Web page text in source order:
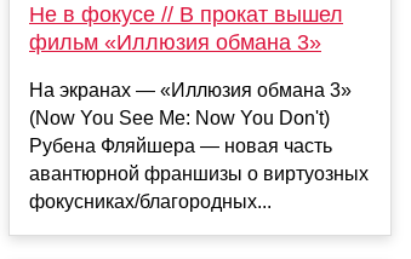
Не в фокусе // В прокат вышел
фильм «Иллюзия обмана 3»
На экранах — «Иллюзия обмана 3»
(Now You See Me: Now You Don't)
Рубена Фляйшера — новая часть
авантюрной франшизы о виртуозных
фокусниках/благородных...